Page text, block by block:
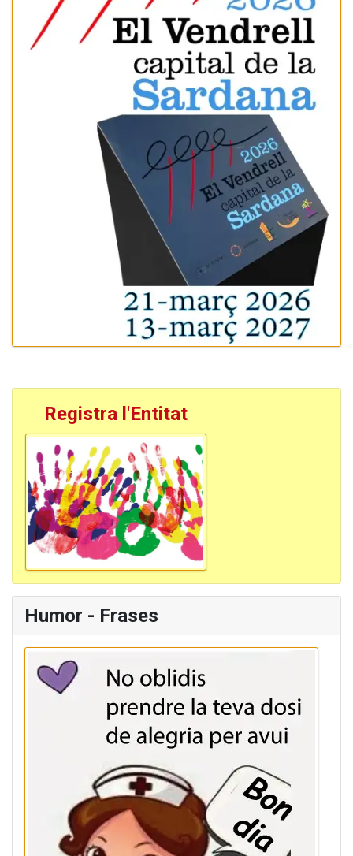
Registra l'Entitat
Humor - Frases